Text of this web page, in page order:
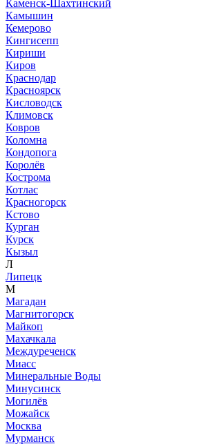
Каменск-Шахтинский
Камышин
Кемерово
Кингисепп
Кириши
Киров
Краснодар
Красноярск
Кисловодск
Климовск
Ковров
Коломна
Кондопога
Королёв
Кострома
Котлас
Красногорск
Кстово
Курган
Курск
Кызыл
Л
Липецк
М
Магадан
Магнитогорск
Майкоп
Махачкала
Междуреченск
Миасс
Минеральные Воды
Минусинск
Могилёв
Можайск
Москва
Мурманск